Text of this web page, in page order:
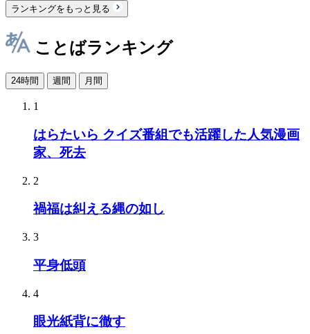
ランキングをもっと見る
ことばランキング
24時間 週間 月間
1
はらたいら クイズ番組でも活躍した人気漫画
家、死去
2
禍福は糾える縄の如し
3
平身低頭
4
眼光紙背に徹す